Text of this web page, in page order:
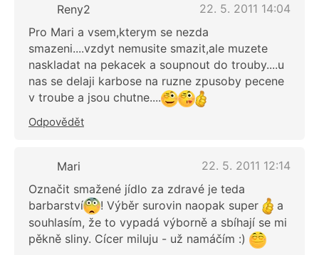
Reny2
22. 5. 2011 14:04
Pro Mari a vsem,kterym se nezda
smazeni....vzdyt nemusite smazit,ale muzete
naskladat na pekacek a soupnout do trouby....u
nas se delaji karbose na ruzne zpusoby pecene
v troube a jsou chutne....
Odpovědět
Mari
22. 5. 2011 12:14
Označit smažené jídlo za zdravé je teda
barbarství
! Výběr surovin naopak super
a
souhlasím, že to vypadá výborně a sbíhají se mi
pěkně sliny. Cícer miluju - už namáčím :)